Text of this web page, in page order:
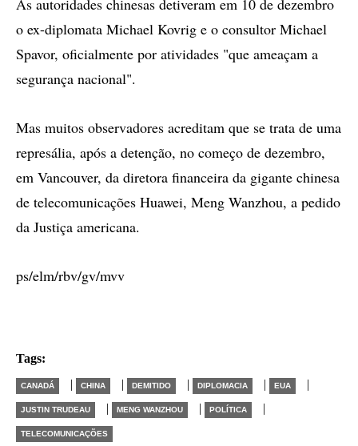
As autoridades chinesas detiveram em 10 de dezembro
o ex-diplomata Michael Kovrig e o consultor Michael
Spavor, oficialmente por atividades "que ameaçam a
segurança nacional".
Mas muitos observadores acreditam que se trata de uma
represália, após a detenção, no começo de dezembro,
em Vancouver, da diretora financeira da gigante chinesa
de telecomunicações Huawei, Meng Wanzhou, a pedido
da Justiça americana.
ps/elm/rbv/gv/mvv
Tags:
CANADÁ | CHINA | DEMITIDO | DIPLOMACIA | EUA |
JUSTIN TRUDEAU | MENG WANZHOU | POLÍTICA |
TELECOMUNICAÇÕES